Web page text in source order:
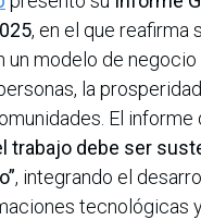
, en el que reafirma
un modelo de negocio
la
El informe
trabajo debe ser
, integrando el
tecnológicas